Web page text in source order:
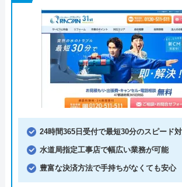
24時間365日受付で最短30分のスピード
水道局指定工事店で幅広い業務が可能
豊富な決済方法で手持ちがなくても安心